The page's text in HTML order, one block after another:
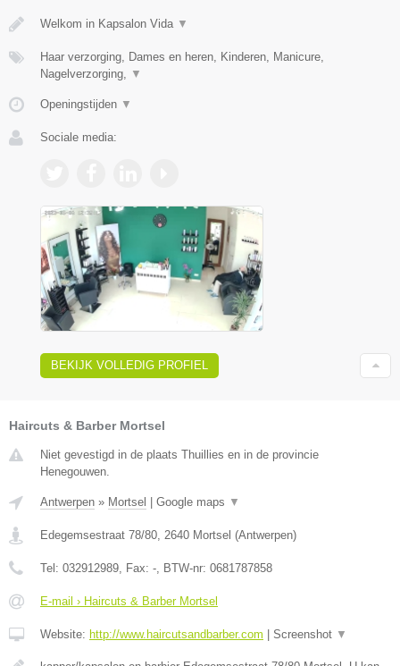
Welkom in Kapsalon Vida ▼
Haar verzorging, Dames en heren, Kinderen, Manicure,
Nagelverzorging, ▼
Openingstijden ▼
Sociale media:
BEKIJK VOLLEDIG PROFIEL
Haircuts & Barber Mortsel
Niet gevestigd in de plaats Thuillies en in de provincie
Henegouwen.
Antwerpen » Mortsel Google maps ▼
Edegemsestraat 78/80, 2640 Mortsel (Antwerpen)
Tel: 032912989, Fax: -, BTW-nr: 0681787858
E-mail › Haircuts & Barber Mortsel
Website: http://www.haircutsandbarber.com Screenshot ▼